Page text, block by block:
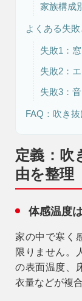
家族構成
よくある失
失敗1：
失敗2：
失敗3：
FAQ：吹き
定義：吹
由を整理
体感温度
家の中で寒く
限りません。
の表面温度、
衣量などが複